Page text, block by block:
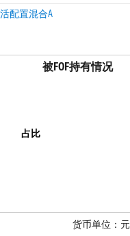
配置混合A
占比
被FOF持有情况
货币单位：元